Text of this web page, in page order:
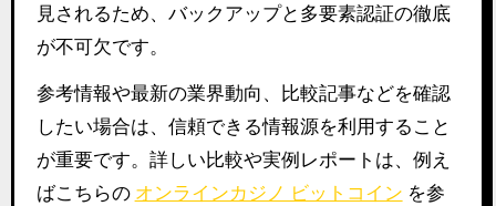
見されるため、バックアップと多要素認証の徹底
が不可欠です。
参考情報や最新の業界動向、比較記事などを確認
したい場合は、信頼できる情報源を利用すること
が重要です。詳しい比較や実例レポートは、例え
ばこちらの オンラインカジノ ビットコイン を参